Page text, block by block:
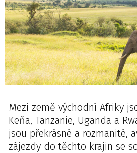
Mezi země východní Afriky
Keňa, Tanzanie, Uganda a
jsou překrásné a rozmanité,
zájezdy do těchto krajin se